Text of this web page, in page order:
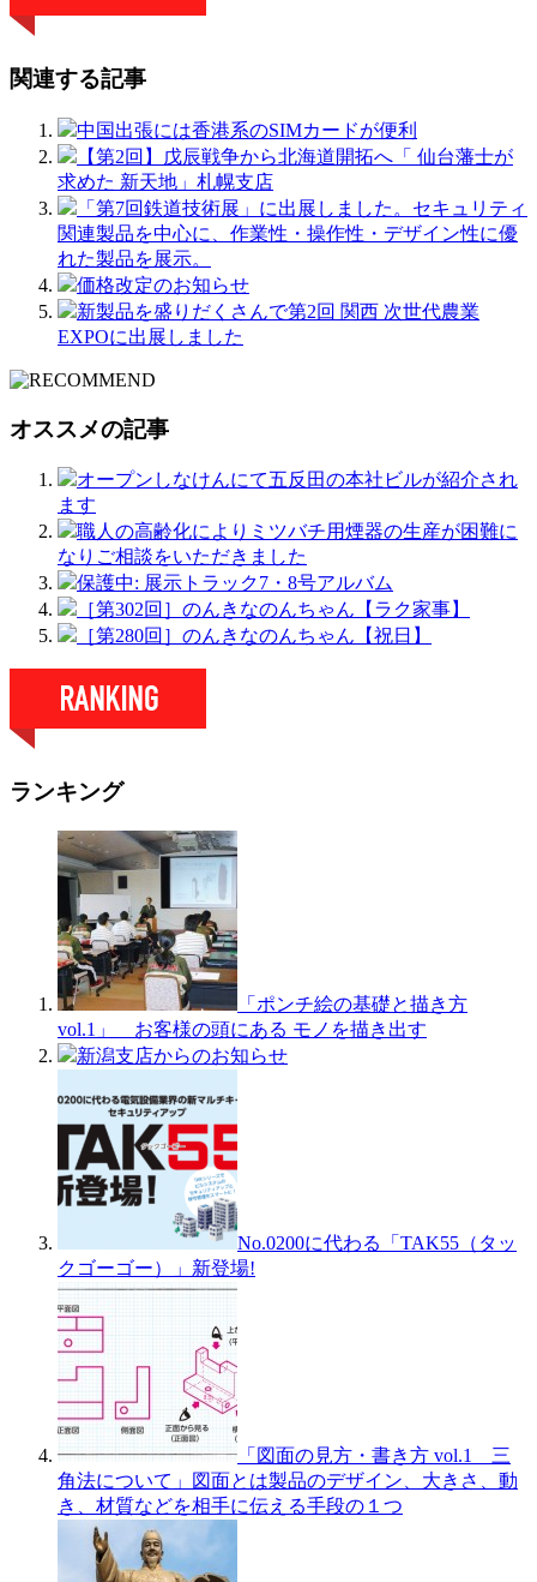
関連する記事
中国出張には香港系のSIMカードが便利
【第2回】戊辰戦争から北海道開拓へ「 仙台藩士が
求めた 新天地」札幌支店
「第7回鉄道技術展」に出展しました。セキュリティ
関連製品を中心に、作業性・操作性・デザイン性に優
れた製品を展示。
価格改定のお知らせ
新製品を盛りだくさんで第2回 関西 次世代農業
EXPOに出展しました
オススメの記事
オープンしなけんにて五反田の本社ビルが紹介され
ます
職人の高齢化によりミツバチ用煙器の生産が困難に
なりご相談をいただきました
保護中: 展示トラック7・8号アルバム
［第302回］のんきなのんちゃん【ラク家事】
［第280回］のんきなのんちゃん【祝日】
ランキング
「ポンチ絵の基礎と描き方
vol.1」 お客様の頭にある モノを描き出す
新潟支店からのお知らせ
No.0200に代わる「TAK55（タッ
クゴーゴー）」新登場!
「図面の見方・書き方 vol.1 三
角法について」図面とは製品のデザイン、大きさ、動
き、材質などを相手に伝える手段の１つ